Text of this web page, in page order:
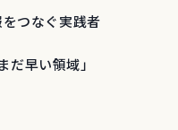
つなぐ実践者
早い領域」